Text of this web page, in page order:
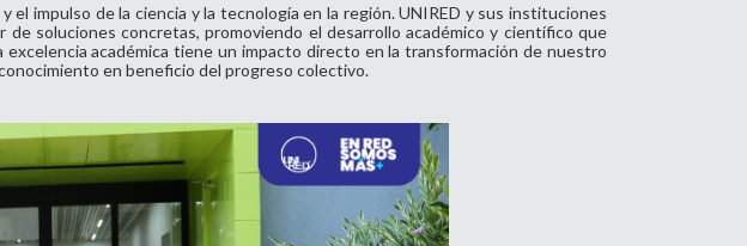
impulso de la ciencia y la tecnología en la región. UNIRED y sus instituciones
soluciones concretas, promoviendo el desarrollo académico y científico que
académica tiene un impacto directo en la transformación de nuestro
en beneficio del progreso colectivo.